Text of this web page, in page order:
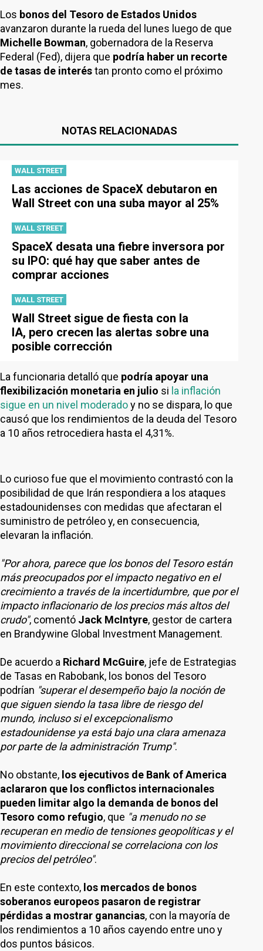
Los bonos del Tesoro de Estados Unidos
avanzaron durante la rueda del lunes luego de que
Michelle Bowman, gobernadora de la Reserva
Federal (Fed), dijera que podría haber un recorte
de tasas de interéstan pronto como el próximo
mes.
NOTAS RELACIONADAS
WALL STREET
Las acciones de SpaceX debutaron en
Wall Street con una suba mayor al 25%
WALL STREET
SpaceX desata una fiebre inversora por
su IPO: qué hay que saber antes de
comprar acciones
WALL STREET
Wall Street sigue de fiesta con la
IA, pero crecen las alertas sobre una
posible corrección
La funcionaria detalló que podría apoyar una
flexibilización monetaria en julio si la inflación
sigue en un nivel moderadoy no se dispara, lo que
causó que los rendimientos de la deuda del Tesoro
a 10 años retrocediera hasta el 4,31%.
Lo curioso fue que el movimiento contrastó con la
posibilidad de que Irán respondiera a los ataques
estadounidenses con medidas que afectaran el
suministro de petróleo y, en consecuencia,
elevaran la inflación.
"Por ahora, parece que los bonos del Tesoro están
más preocupados por el impacto negativo en el
crecimiento a través de la incertidumbre, que por el
impacto inflacionario de los precios más altos del
crudo", comentó Jack McIntyre, gestor de cartera
en Brandywine Global Investment Management.
De acuerdo a Richard McGuire, jefe de Estrategias
de Tasas en Rabobank, los bonos del Tesoro
podrían "superar el desempeño bajo la noción de
que siguen siendo la tasa libre de riesgo del
mundo, incluso si el excepcionalismo
estadounidense ya está bajo una clara amenaza
por parte de la administración Trump".
No obstante, los ejecutivos de Bank of America
aclararon que los conflictos internacionales
pueden limitar algo la demanda de bonos del
Tesoro como refugio, que "a menudo no se
recuperan en medio de tensiones geopolíticas y el
movimiento direccional se correlaciona con los
precios del petróleo".
En este contexto, los mercados de bonos
soberanos europeos pasaron de registrar
pérdidas a mostrar ganancias, con la mayoría de
los rendimientos a 10 años cayendo entre uno y
dos puntos básicos.